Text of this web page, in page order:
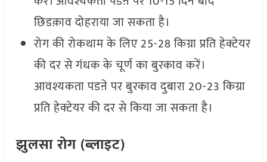
छिडक़ाव दोहराया जा सकता है।
रोग की रोकथाम के लिए 25-28 किग्रा प्रति हेक्टेयर
की दर से गंधक के चूर्ण का बुरकाव करें।
आवश्यकता पडऩे पर बुरकाव दुबारा 20-23 किग्रा
प्रति हेक्टेयर की दर से किया जा सकता है।
झुलसा रोग (ब्लाइट)